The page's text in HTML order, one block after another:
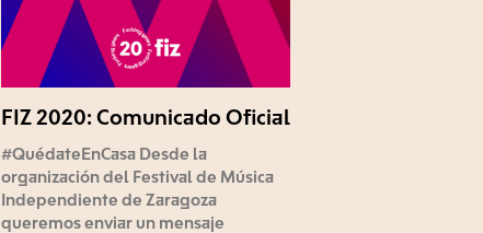
FIZ 2020: Comunicado Oficial
#QuédateEnCasa Desde la
organización del Festival de Música
Independiente de Zaragoza
queremos enviar un mensaje